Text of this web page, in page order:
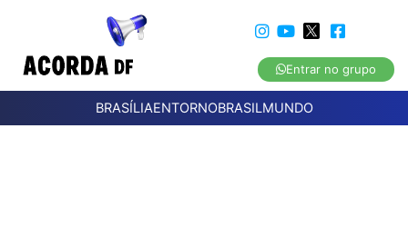
Entrar no grupo
BRASÍLIAENTORNOBRASILMUNDO